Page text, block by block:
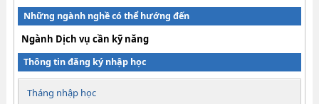
Những ngành nghề có thể hướng đến
Ngành Dịch vụ cần kỹ năng
Thông tin đăng ký nhập học
Tháng nhập học